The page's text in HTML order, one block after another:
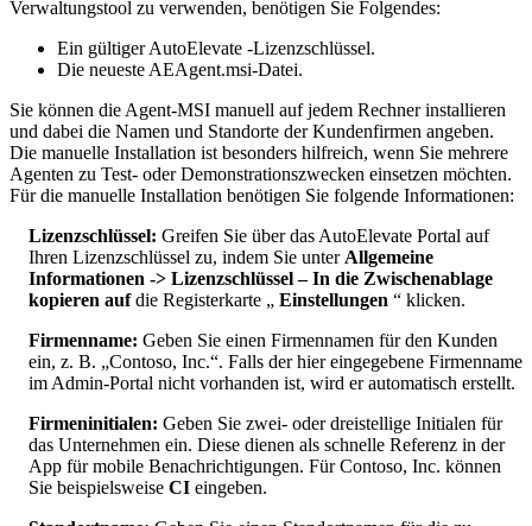
Verwaltungstool zu verwenden, benötigen Sie Folgendes:
Ein gültiger AutoElevate -Lizenzschlüssel.
Die neueste AEAgent.msi-Datei.
Sie können die Agent-MSI manuell auf jedem Rechner installieren
und dabei die Namen und Standorte der Kundenfirmen angeben.
Die manuelle Installation ist besonders hilfreich, wenn Sie mehrere
Agenten zu Test- oder Demonstrationszwecken einsetzen möchten.
Für die manuelle Installation benötigen Sie folgende Informationen:
Lizenzschlüssel: Greifen Sie über das AutoElevate Portal auf
Ihren Lizenzschlüssel zu, indem Sie unter Allgemeine
Informationen -> Lizenzschlüssel – In die Zwischenablage
kopieren auf die Registerkarte „ Einstellungen “ klicken.
Firmenname: Geben Sie einen Firmennamen für den Kunden
ein, z. B. „Contoso, Inc.“. Falls der hier eingegebene Firmenname
im Admin-Portal nicht vorhanden ist, wird er automatisch erstellt.
Firmeninitialen: Geben Sie zwei- oder dreistellige Initialen für
das Unternehmen ein. Diese dienen als schnelle Referenz in der
App für mobile Benachrichtigungen. Für Contoso, Inc. können
Sie beispielsweise CI eingeben.